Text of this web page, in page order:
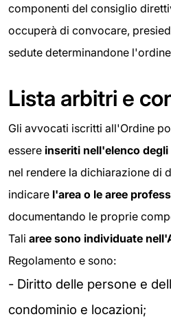
componenti del consiglio
occuperà di convocare,
sedute determinandone
Lista arbitri e
Gli avvocati iscritti all'Ordine
essere inseriti nell'elenco
nel rendere la dichiarazione di
indicare l'area o le aree
documentando le proprie
Tali aree sono individuate
Regolamento e sono:
- Diritto delle persone e
condominio e locazioni;